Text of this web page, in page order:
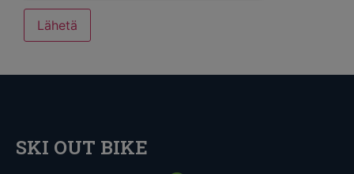
SKI OUT BIKE